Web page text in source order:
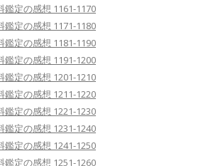
定の感想 1161-1170
定の感想 1171-1180
定の感想 1181-1190
定の感想 1191-1200
定の感想 1201-1210
定の感想 1211-1220
定の感想 1221-1230
定の感想 1231-1240
定の感想 1241-1250
定の感想 1251-1260